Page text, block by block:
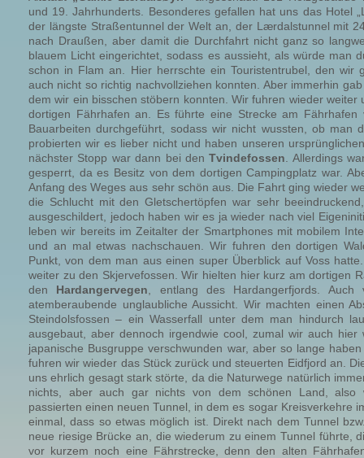
und 19. Jahrhunderts. Besonderes gefallen hat uns das Hotel
der längste Straßentunnel der Welt an, der Lærdalstunnel mit
nach Draußen, aber damit die Durchfahrt nicht ganz so
blauem Licht eingerichtet, sodass es aussieht, als würde man
schon in Flam an. Hier herrschte ein Touristentrubel, den wir
auch nicht so richtig nachvollziehen konnten. Aber immerhin
dem wir ein bisschen stöbern konnten. Wir fuhren wieder
dortigen Fährhafen an. Es führte eine Strecke am
Bauarbeiten durchgeführt, sodass wir nicht wussten, ob man
probierten wir es lieber nicht und haben unseren
nächster Stopp war dann bei denTvindefossen . Allerdings
gesperrt, da es Besitz von dem dortigen Campingplatz war.
Anfang des Weges aus sehr schön aus. Die Fahrt ging wieder
die Schlucht mit den Gletschertöpfen war sehr
ausgeschildert, jedoch haben wir es ja wieder nach viel
leben wir bereits im Zeitalter der Smartphones mit mobilem
und an mal etwas nachschauen. Wir fuhren den dortigen
Punkt, von dem man aus einen super Überblick auf Voss
weiter zu den Skjervefossen. Wir hielten hier kurz am dortigen
den Hardangervegen , entlang des Hardangerfjords.
atemberaubende unglaubliche Aussicht. Wir machten einen
Steindolsfossen – ein Wasserfall unter dem man hindurch
ausgebaut, aber dennoch irgendwie cool, zumal wir auch
japanische Busgruppe verschwunden war, aber so lange
fuhren wir wieder das Stück zurück und steuerten Eidfjord an.
uns ehrlich gesagt stark störte, da die Naturwege natürlich
nichts, aber auch gar nichts von dem schönen Land,
passierten einen neuen Tunnel, in dem es sogar Kreisverkehre
einmal, dass so etwas möglich ist. Direkt nach dem Tunnel
neue riesige Brücke an, die wiederum zu einem Tunnel führte,
vor kurzem noch eine Fährstrecke, denn den alten